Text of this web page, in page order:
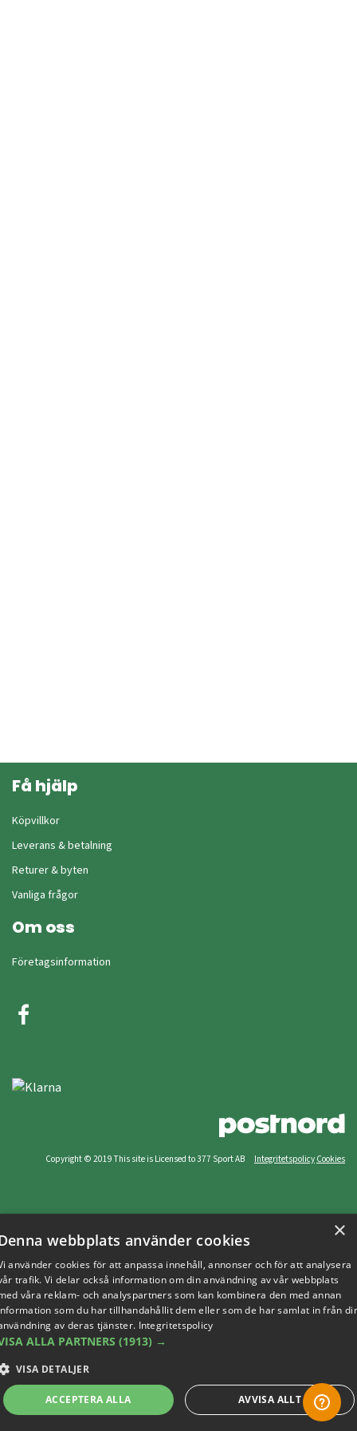
Få hjälp
Köpvillkor
Leverans & betalning
Returer & byten
Vanliga frågor
Om oss
Företagsinformation
Copyright © 2019 This site is Licensed to 377 Sport AB Integritetspolicy Cookies
×
webbplats använder cookies
använder cookies för att anpassa innehåll, annonser och för att analysera
trafik. Vi delar också information om din användning av vår webbplats
våra reklam- och analyspartners som kan kombinera den med annan
som du har tillhandahållit dem eller som de har samlat in från
av deras tjänster. Integritetspolicy
ALLA PARTNERS (1913) →
VISA DETALJER
ACCEPTERA ALLA AVVISA ALLT